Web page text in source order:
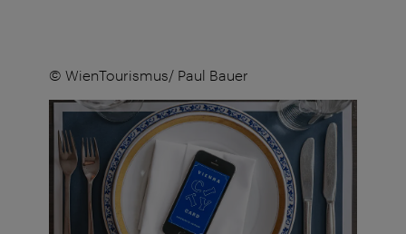
© WienTourismus/ Paul Bauer